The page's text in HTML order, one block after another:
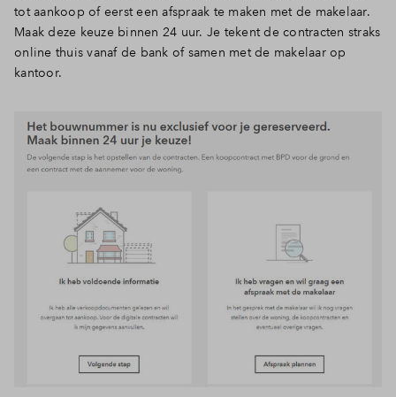
Inloggen
tot aankoop of eerst een afspraak te maken met de makelaar.
Maak deze keuze binnen 24 uur. Je tekent de contracten straks
online thuis vanaf de bank of samen met de makelaar op
kantoor.